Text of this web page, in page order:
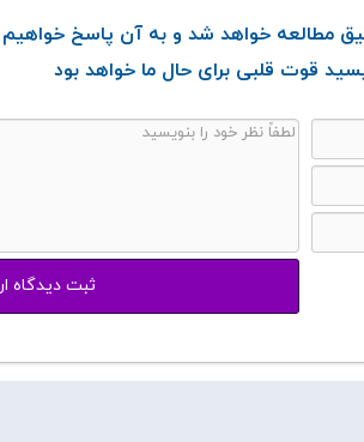
مطالعه خواهد شد و به آن پاسخ خواهیم
قوت قلبی برای حال ما خواهد بود